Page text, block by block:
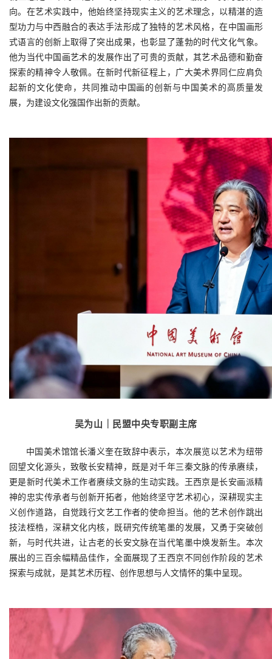
向。在艺术实践中，他始终坚持现实主义的艺术理念，以精湛的造
型功力与中西融合的表达手法形成了独特的艺术风格，在中国画形
式语言的创新上取得了突出成果，也彰显了蓬勃的时代文化气象。
他为当代中国画艺术的发展作出了可贵的贡献，其艺术品德和勤奋
探索的精神令人敬佩。在新时代新征程上，广大美术界同仁应肩负
起新的文化使命，共同推动中国画的创新与中国美术的高质量发
展，为建设文化强国作出新的贡献。
吴为山｜民盟中央专职副主席
中国美术馆馆长潘义奎在致辞中表示，本次展览以艺术为纽带
回望文化源头，致敬长安精神，既是对千年三秦文脉的传承赓续，
更是新时代美术工作者赓续文脉的生动实践。王西京是长安画派精
神的忠实传承者与创新开拓者，他始终坚守艺术初心，深耕现实主
义创作道路，自觉践行文艺工作者的使命担当。他的艺术创作跳出
技法桎梏，深耕文化内核，既研究传统笔墨的发展，又勇于突破创
新，与时代共进，让古老的长安文脉在当代笔墨中焕发新生。本次
展出的三百余幅精品佳作，全面展现了王西京不同创作阶段的艺术
探索与成就，是其艺术历程、创作思想与人文情怀的集中呈现。